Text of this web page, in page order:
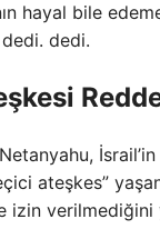
hayal bile
dedi.
ateşkes”
izin verilmediğini